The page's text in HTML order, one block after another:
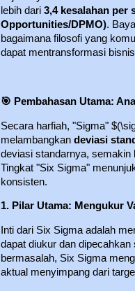
lebih dari 3,4 kesalahan per
Opportunities/DPMO).
bagaimana filosofi yang
dapat mentransformasi
🎯 Pembahasan Utama:
Secara harfiah, "Sigma"
melambangkan deviasi
deviasi standarnya,
Tingkat "Six Sigma"
konsisten.
1. Pilar Utama: Mengukur
Inti dari Six Sigma adalah
dapat diukur dan
bermasalah, Six Sigma
aktual menyimpang dari